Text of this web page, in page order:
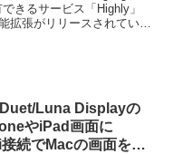
きるサービス「Highly」
拡張がリリースされていま
Luna Displayの
やiPad画面に
続でMacの画面を映